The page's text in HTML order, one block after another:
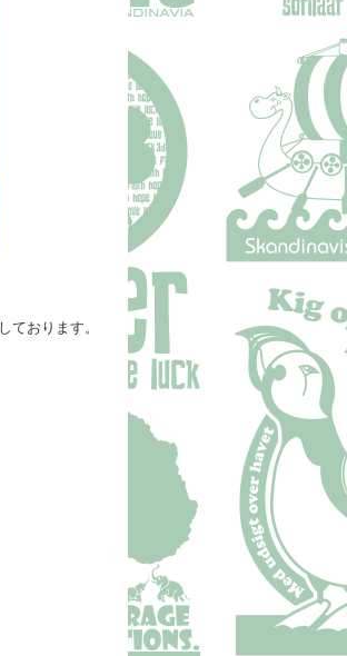
ております。